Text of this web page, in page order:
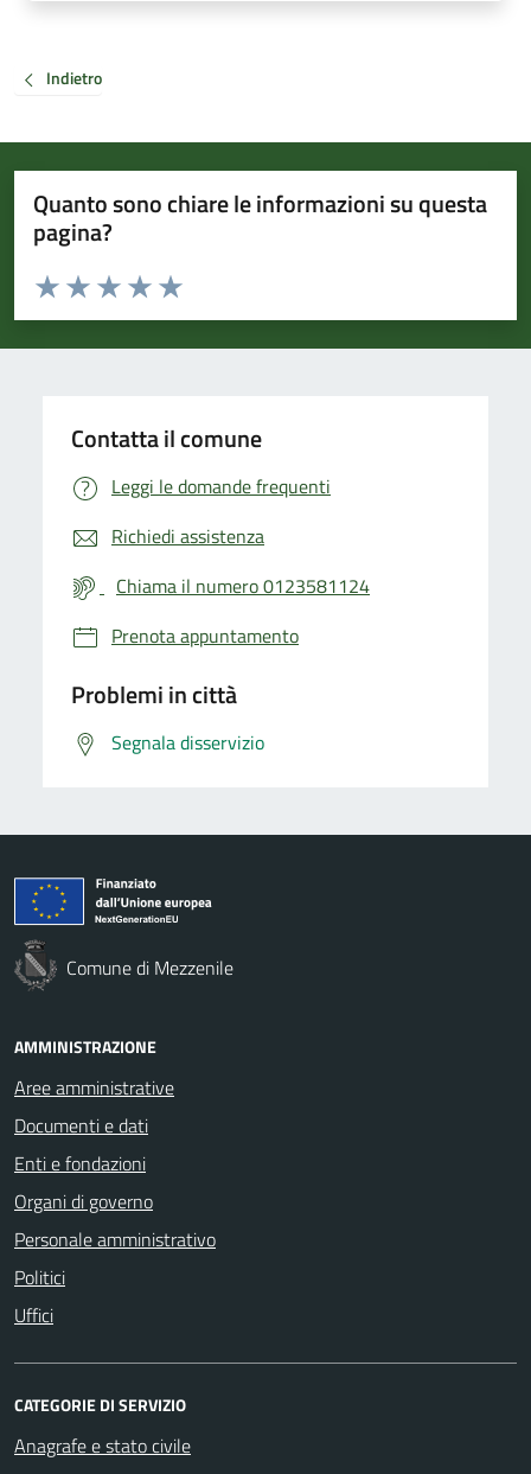
Indietro
Quanto sono chiare le informazioni su questa
pagina?
Valuta da 1 a 5 stelle la pagina
Valuta 5 stelle su 5
Valuta 4 stelle su 5
Valuta 3 stelle su 5
Valuta 2 stelle su 5
Valuta 1 stelle su 5
Contatta il comune
Leggi le domande frequenti
Richiedi assistenza
Chiama il numero 0123581124
Prenota appuntamento
Problemi in città
Segnala disservizio
Comune di Mezzenile
AMMINISTRAZIONE
Aree amministrative
Documenti e dati
Enti e fondazioni
Organi di governo
Personale amministrativo
Politici
Uffici
CATEGORIE DI SERVIZIO
Anagrafe e stato civile